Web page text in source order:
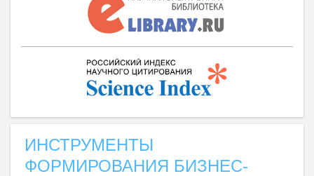
ИНСТРУМЕНТЫ
ФОРМИРОВАНИЯ БИЗНЕС-